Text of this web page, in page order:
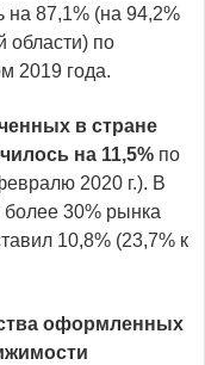
87,1% (на 94,2%
области) по
2019 года.
в стране
на 11,5% по
2020 г.). В
более 30% рынка
10,8% (23,7% к
оформленных